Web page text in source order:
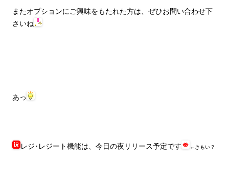
またオプションにご興味をもたれた方は、ぜひお問い合わせ下
さいね
あっ
レジ･レジート機能は、今日の夜リリース予定です ←きもい？